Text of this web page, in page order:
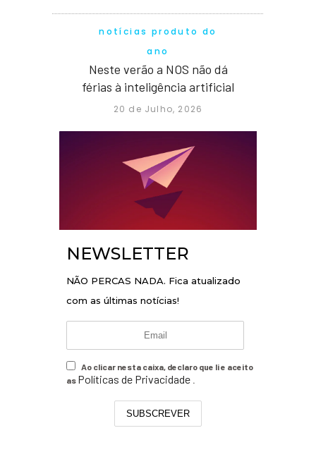
notícias produto do
ano
Neste verão a NOS não dá
férias à inteligência artificial
20 de Julho, 2026
NEWSLETTER
NÃO PERCAS NADA. Fica atualizado
com as últimas notícias!
Ao clicar nesta caixa, declaro que li e aceito
as Políticas de Privacidade .
SUBSCREVER